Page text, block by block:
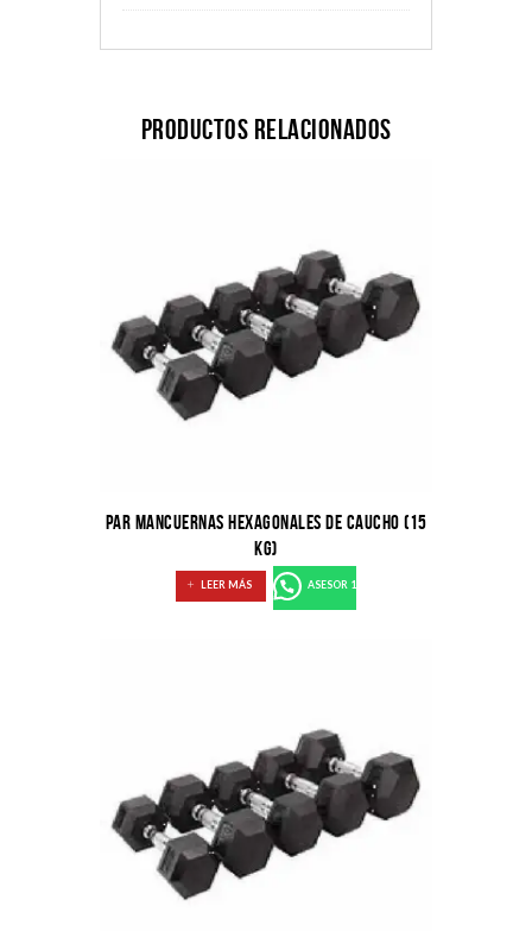
Productos relacionados
PAR MANCUERNAS HEXAGONALES DE CAUCHO (15
KG)
LEER MÁS ASESOR 1